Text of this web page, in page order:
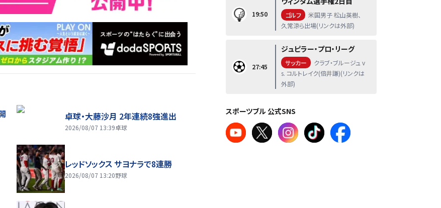
卓球・大藤沙月 2年連続8強進出
2026/08/07 13:39卓球
レッドソックス サヨナラで8連勝
2026/08/07 13:20野球
19:50 ゴルフ
米国男子 松山英樹、
久常涼ら出場(リンクは外部)
27:45
ジュピラー・プロ・リーグ
サッカー
クラブ・ブルージュ v
s. コルトレイク(倍井謙)(リンクは
外部)
スポーツブル 公式SNS